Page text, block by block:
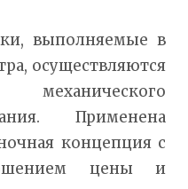
выполняемые в
осуществляются
механического
Применена
концепция с
цены и